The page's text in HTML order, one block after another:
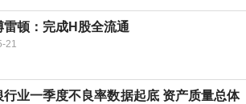
雷顿：完成H股全流通
21
行业一季度不良率数据起底 资产质量总体